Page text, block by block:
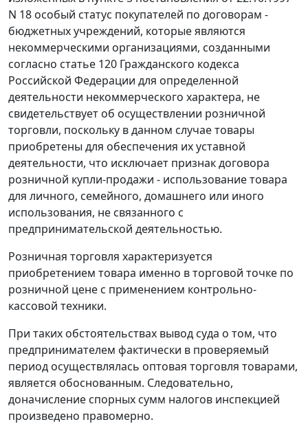
N 18 особый статус покупателей по договорам -
бюджетных учреждений, которые являются
некоммерческими организациями, созданными
согласно статье 120 Гражданского кодекса
Российской Федерации для определенной
деятельности некоммерческого характера, не
свидетельствует об осуществлении розничной
торговли, поскольку в данном случае товары
приобретены для обеспечения их уставной
деятельности, что исключает признак договора
розничной купли-продажи - использование товара
для личного, семейного, домашнего или иного
использования, не связанного с
предпринимательской деятельностью.
Розничная торговля характеризуется
приобретением товара именно в торговой точке по
розничной цене с применением контрольно-
кассовой техники.
При таких обстоятельствах вывод суда о том, что
предпринимателем фактически в проверяемый
период осуществлялась оптовая торговля товарами,
является обоснованным. Следовательно,
доначисление спорных сумм налогов инспекцией
произведено правомерно.